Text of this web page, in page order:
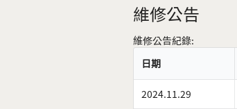
維修公告
維修公告紀錄:
日期
2024.11.29